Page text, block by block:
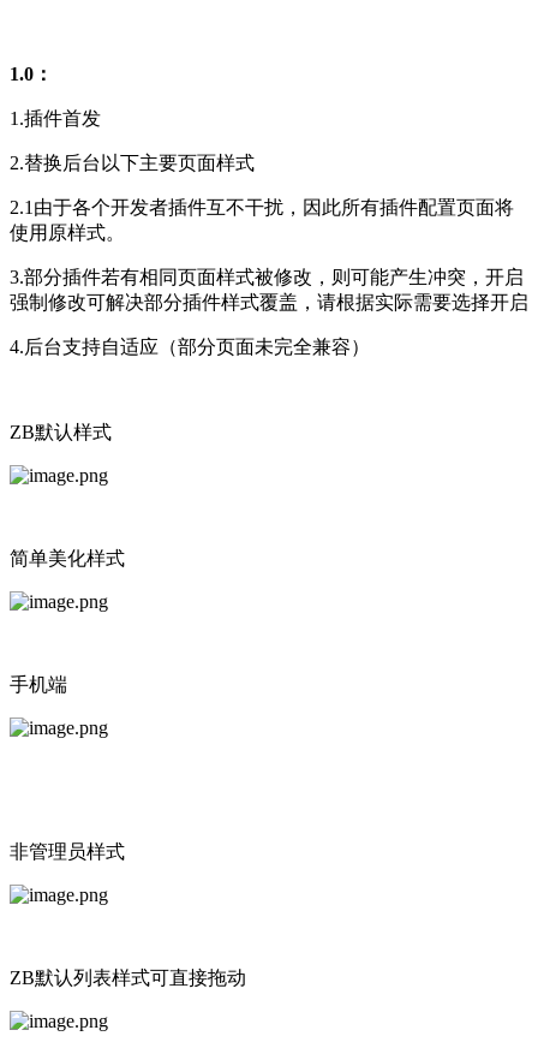
1.0：
1.插件首发
2.替换后台以下主要页面样式
2.1由于各个开发者插件互不干扰，因此所有插件配置页面将
使用原样式。
3.部分插件若有相同页面样式被修改，则可能产生冲突，开启
强制修改可解决部分插件样式覆盖，请根据实际需要选择开启
4.后台支持自适应（部分页面未完全兼容）
ZB默认样式
简单美化样式
手机端
非管理员样式
ZB默认列表样式可直接拖动